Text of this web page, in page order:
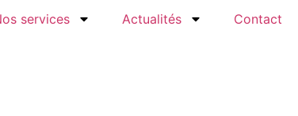
services Actualités Contact